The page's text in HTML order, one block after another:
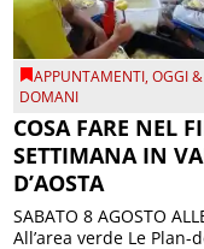
APPUNTAMENTI,OGGI &
DOMANI
COSA FARE NEL
SETTIMANA IN
D’AOSTA
SABATO 8 AGOSTO
All’area verde Le Plan-